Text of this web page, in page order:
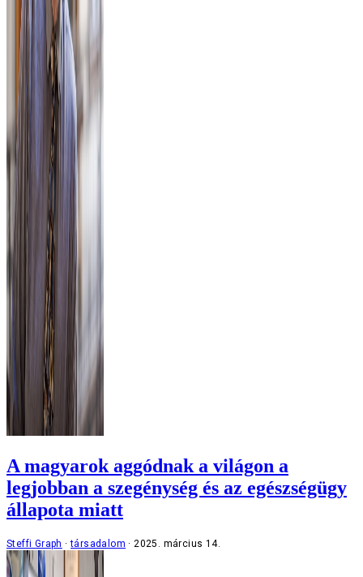
A magyarok aggódnak a világon a
legjobban a szegénység és az egészségügy
állapota miatt
Steffi Graph társadalom 2025. március 14.